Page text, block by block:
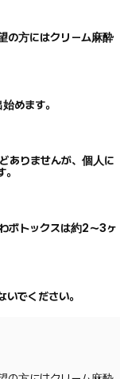
の方にはクリーム麻酔
めます。
ありませんが、個人に
ボトックスは約2～3ヶ
でください。